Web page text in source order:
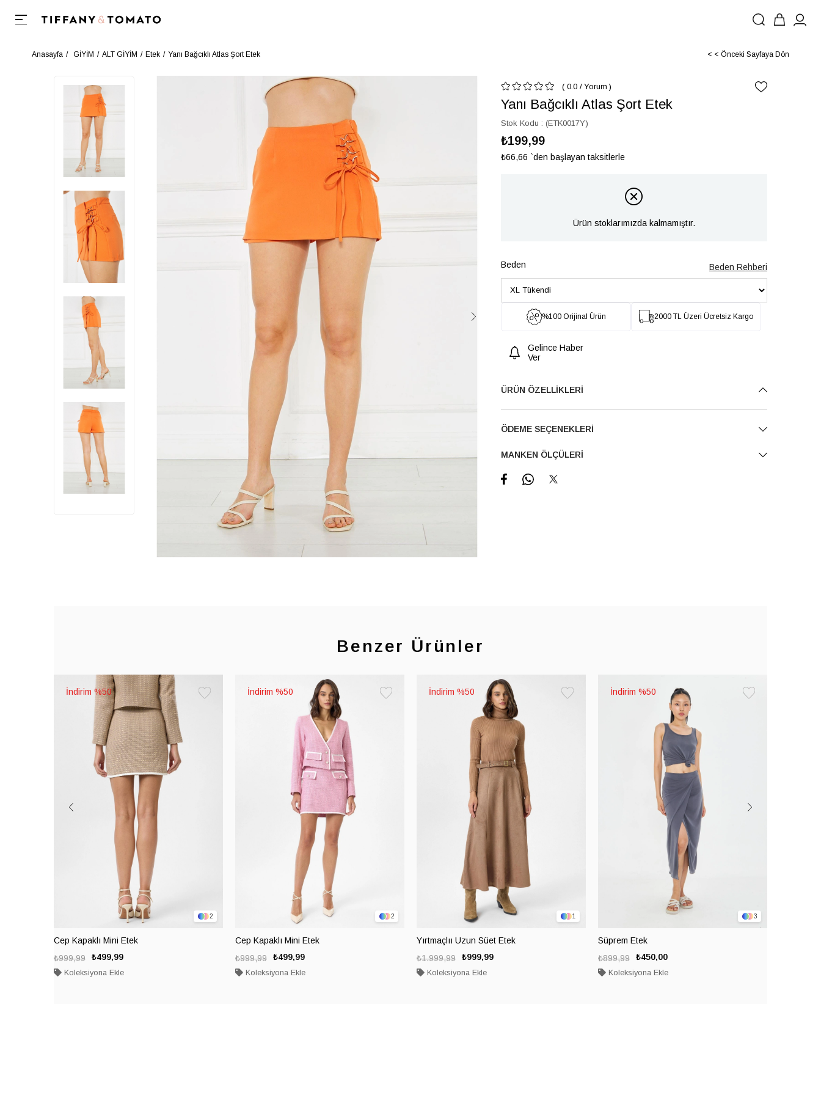
Anasayfa GİYİM ALT GİYİM Etek Yanı Bağcıklı Atlas Şort Etek < < Önceki Sayfaya Dön
0.0/ Yorum
Yanı Bağcıklı Atlas Şort Etek
Stok Kodu (ETK0017Y)
₺199,99
₺66,66 `den başlayan taksitlerle
Ürün stoklarımızda kalmamıştır.
Beden Beden Rehberi
%100 Orijinal Ürün 2000 TL Üzeri Ücretsiz Kargo
Gelince Haber
Ver
ÜRÜN ÖZELLIKLERI
ÖDEME SEÇENEKLERI
MANKEN ÖLÇÜLERI
Benzer Ürünler
2
Cep Kapaklı Mini Etek
₺499,99
₺999,99
Koleksiyona Ekle
%50
2
Cep Kapaklı Mini Etek
₺499,99
₺999,99
Koleksiyona Ekle
%50
1
Yırtmaçlıı Uzun Süet Etek
₺999,99
₺1.999,99
Koleksiyona Ekle
%50
3
Süprem Etek
₺450,00
₺899,99
Koleksiyona Ekle
%50